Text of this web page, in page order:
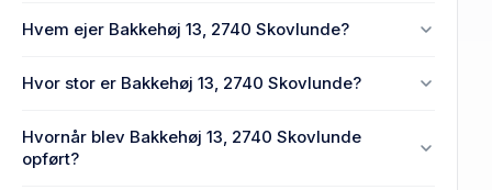
Hvem ejer Bakkehøj 13, 2740 Skovlunde?
Hvor stor er Bakkehøj 13, 2740 Skovlunde?
2740 Skovlunde.
Hvornår blev Bakkehøj 13, 2740 Skovlunde
opført?